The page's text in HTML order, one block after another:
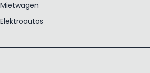
Mietwagen
Elektroautos